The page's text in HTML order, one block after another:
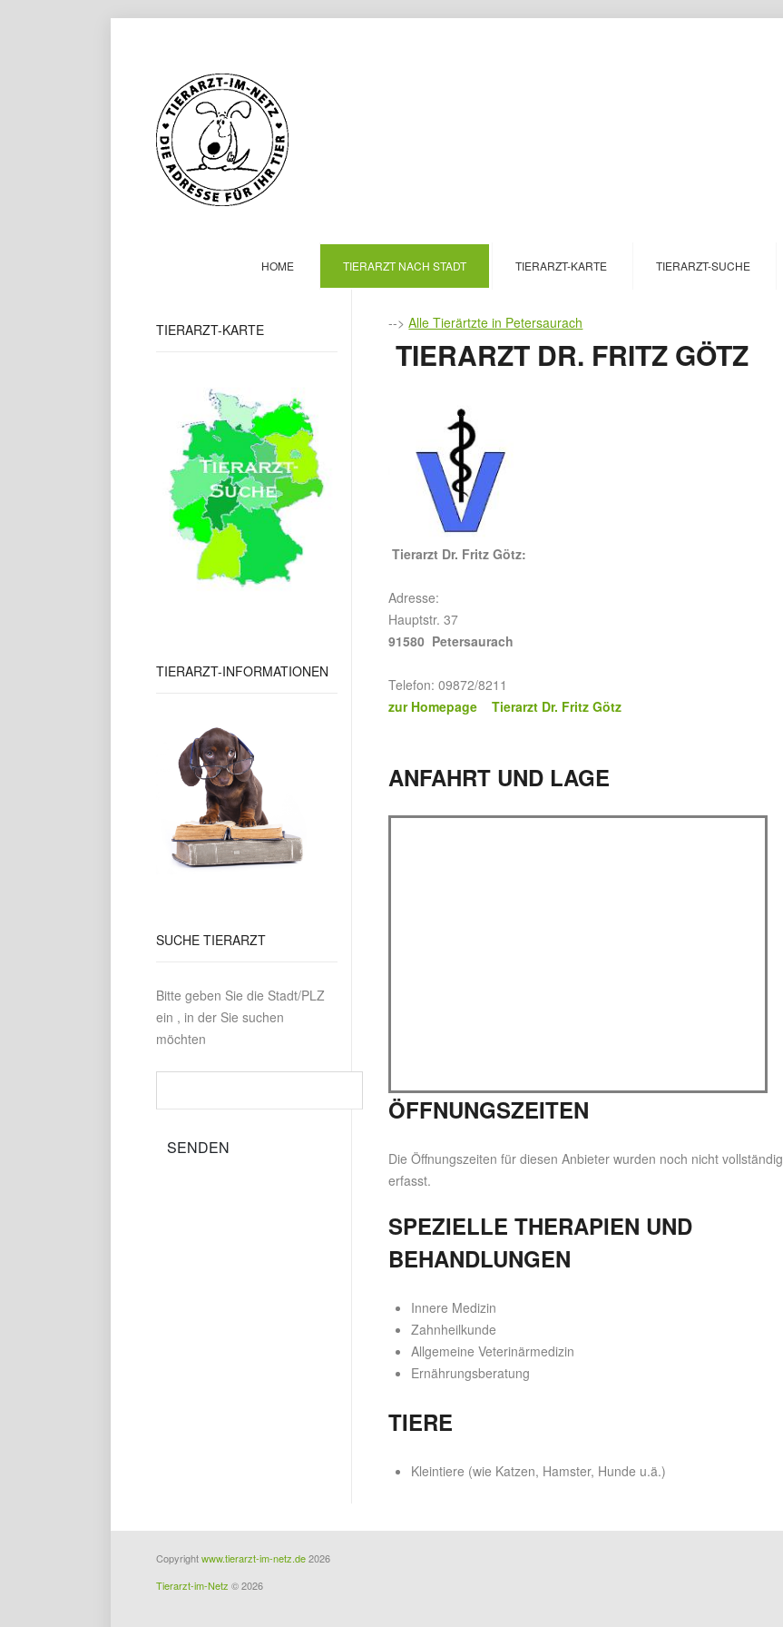
HOME TIERARZT NACH STADT TIERARZT-KARTE TIERARZT-SUCHE
TIERARZT-KARTE
TIERARZT-INFORMATIONEN
SUCHE TIERARZT
Bitte geben Sie die Stadt/PLZ
ein , in der Sie suchen
möchten
-->Alle Tierärtzte in Petersaurach
TIERARZT DR. FRITZ GÖTZ
Tierarzt Dr. Fritz Götz:
Adresse:
Hauptstr. 37
91580 Petersaurach
Telefon: 09872/8211
zur Homepage Tierarzt Dr. Fritz Götz
ANFAHRT UND LAGE
ÖFFNUNGSZEITEN
Die Öffnungszeiten für diesen Anbieter wurden noch nicht vollständig
erfasst.
SPEZIELLE THERAPIEN UND
BEHANDLUNGEN
Innere Medizin
Zahnheilkunde
Allgemeine Veterinärmedizin
Ernährungsberatung
TIERE
Kleintiere (wie Katzen, Hamster, Hunde u.ä.)
Copyrightwww.tierarzt-im-netz.de2026
Tierarzt-im-Netz © 2026